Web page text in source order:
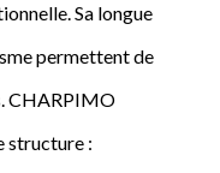
Sa longue
permettent de
CHARPIMO
structure :